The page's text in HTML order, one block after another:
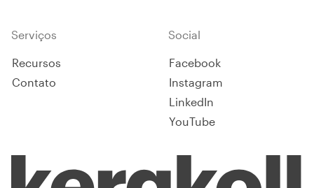
Serviços
Recursos
Contato
Social
Facebook
Instagram
LinkedIn
YouTube